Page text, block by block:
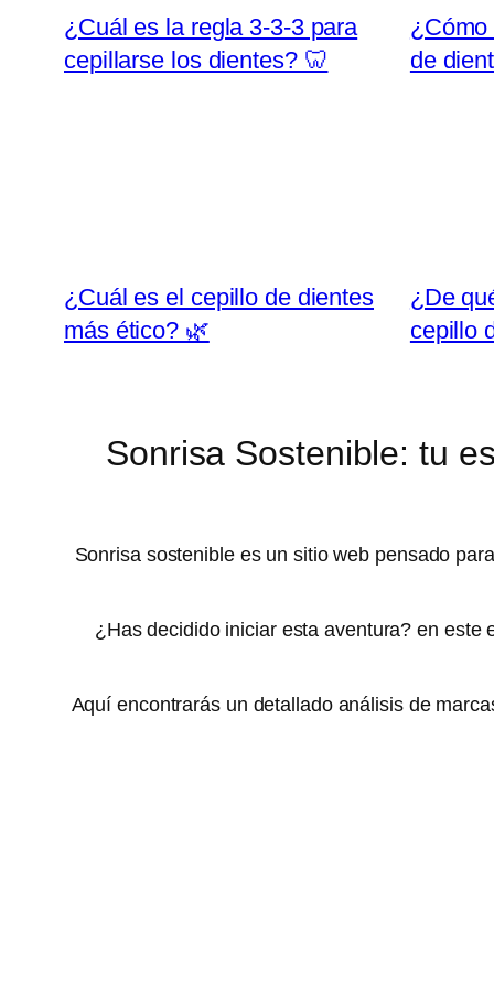
¿Cuál es la regla 3-3-3 para
cepillarse los dientes? 🦷
¿Cómo
de
¿Cuál es el cepillo de dientes
más ético? 🌿
¿De
cepillo
Sonrisa Sostenible: tu
Sonrisa sostenible es un sitio web pensado
¿Has decidido iniciar esta aventura? en
Aquí encontrarás un detallado análisis de